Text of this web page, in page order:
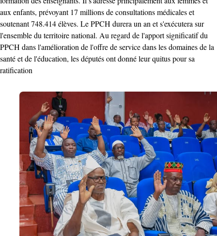
aux enfants, prévoyant 17 millions de consultations médicales et
soutenant 748.414 élèves. Le PPCH durera un an et s'exécutera sur
l'ensemble du territoire national. Au regard de l'apport significatif du
PPCH dans l'amélioration de l'offre de service dans les domaines de la
santé et de l'éducation, les députés ont donné leur quitus pour sa
ratification